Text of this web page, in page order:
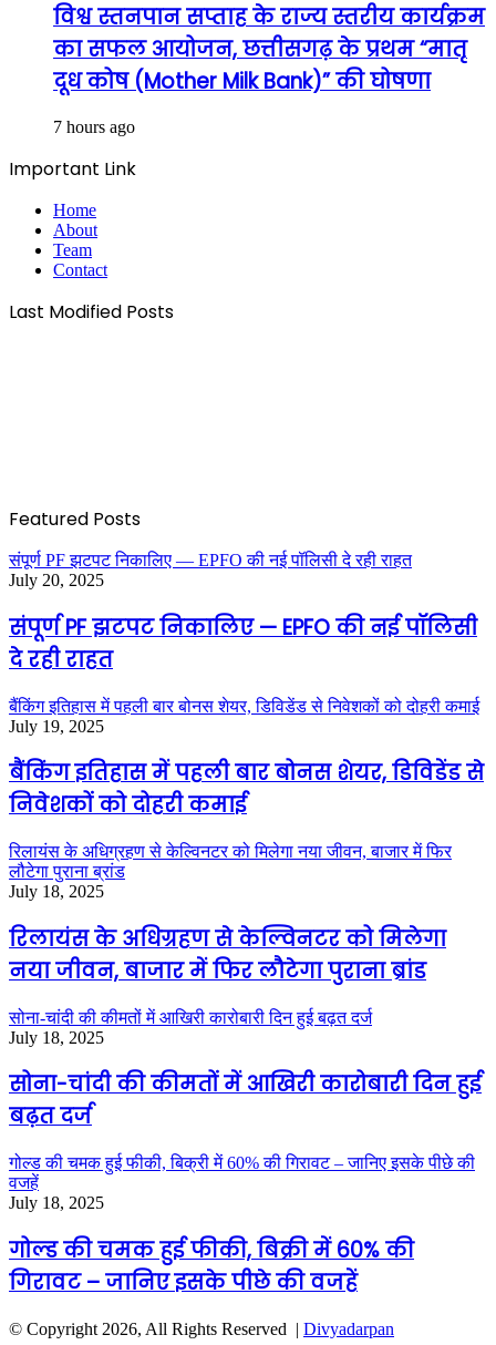
विश्व स्तनपान सप्ताह के राज्य स्तरीय कार्यक्रम
का सफल आयोजन, छत्तीसगढ़ के प्रथम “मातृ
दूध कोष (Mother Milk Bank)” की घोषणा
7 hours ago
Important Link
Home
About
Team
Contact
Last Modified Posts
Featured Posts
संपूर्ण PF झटपट निकालिए — EPFO की नई पॉलिसी दे रही राहत
July 20, 2025
संपूर्ण PF झटपट निकालिए — EPFO की नई पॉलिसी
दे रही राहत
बैंकिंग इतिहास में पहली बार बोनस शेयर, डिविडेंड से निवेशकों को दोहरी कमाई
July 19, 2025
बैंकिंग इतिहास में पहली बार बोनस शेयर, डिविडेंड से
निवेशकों को दोहरी कमाई
रिलायंस के अधिग्रहण से केल्विनटर को मिलेगा नया जीवन, बाजार में फिर
लौटेगा पुराना ब्रांड
July 18, 2025
रिलायंस के अधिग्रहण से केल्विनटर को मिलेगा
नया जीवन, बाजार में फिर लौटेगा पुराना ब्रांड
सोना-चांदी की कीमतों में आखिरी कारोबारी दिन हुई बढ़त दर्ज
July 18, 2025
सोना-चांदी की कीमतों में आखिरी कारोबारी दिन हुई
बढ़त दर्ज
गोल्ड की चमक हुई फीकी, बिक्री में 60% की गिरावट – जानिए इसके पीछे की
वजहें
July 18, 2025
गोल्ड की चमक हुई फीकी, बिक्री में 60% की
गिरावट – जानिए इसके पीछे की वजहें
© Copyright 2026, All Rights Reserved | Divyadarpan